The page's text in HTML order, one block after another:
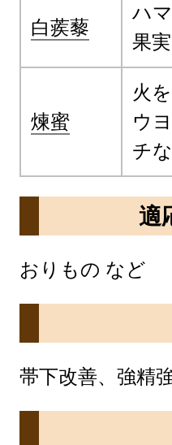
白蒺藜
ハ
果実
煉蜜
火
ウ
チ
適
おりもの など
帯下改善、強精